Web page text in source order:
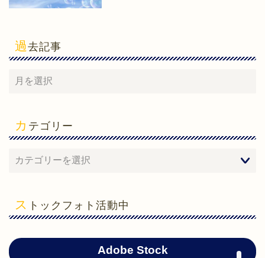
過去記事
カ テゴリー
ス トックフォト活動中
Adobe Stock
勉強法
ガジェット